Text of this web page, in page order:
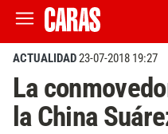
ACTUALIDAD23-07-2018 19:27
La
la China